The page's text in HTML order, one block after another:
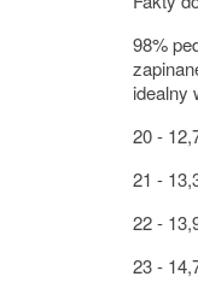
98%
idealny
20 -
21 -
22 -
23 -